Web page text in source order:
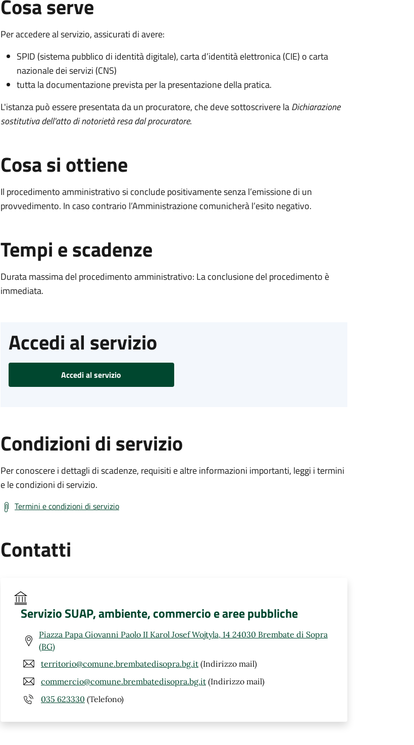
Cosa serve
Per accedere al servizio, assicurati di avere:
SPID (sistema pubblico di identità digitale), carta d’identità elettronica (CIE) o carta
nazionale dei servizi (CNS)
tutta la documentazione prevista per la presentazione della pratica.
L'istanza può essere presentata da un procuratore, che deve sottoscrivere laDichiarazione
sostitutiva dell'atto di notorietà resa dal procuratore.
Cosa si ottiene
Il procedimento amministrativo si conclude positivamente senza l’emissione di un
provvedimento. In caso contrario l’Amministrazione comunicherà l’esito negativo.
Tempi e scadenze
Durata massima del procedimento amministrativo: La conclusione del procedimento è
immediata.
Accedi al servizio
Accedi al servizio
Condizioni di servizio
Per conoscere i dettagli di scadenze, requisiti e altre informazioni importanti, leggi i termini
e le condizioni di servizio.
Termini e condizioni di servizio
Contatti
Servizio SUAP, ambiente, commercio e aree pubbliche
Piazza Papa Giovanni Paolo II Karol Josef Wojtyla, 14 24030 Brembate di Sopra
(BG)
territorio@comune.brembatedisopra.bg.it (Indirizzo mail)
commercio@comune.brembatedisopra.bg.it (Indirizzo mail)
035 623330 (Telefono)